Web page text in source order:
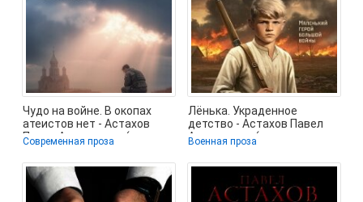
Чудо на войне. В окопах
атеистов нет - Астахов
Павел Алексеевич (читать
книги
Современная проза
Лёнька. Украденное
детство - Астахов Павел
Алексеевич (читать книги
Военная проза